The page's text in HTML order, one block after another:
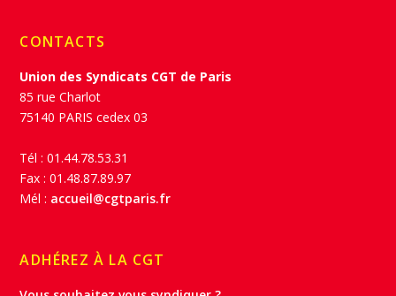
CONTACTS
Union des Syndicats CGT de Paris
85 rue Charlot
75140 PARIS cedex 03
Tél : 01.44.78.53.31
Fax : 01.48.87.89.97
Mél : accueil@cgtparis.fr
ADHÉREZ À LA CGT